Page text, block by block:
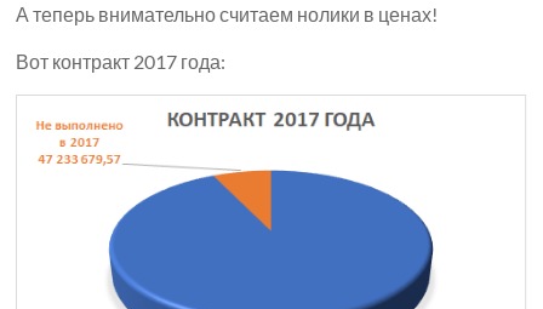
А теперь внимательно считаем нолики в ценах!
Вот контракт 2017 года: